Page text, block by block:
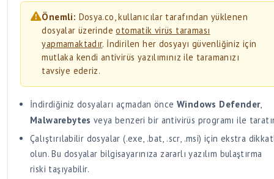
Önemli: Dosya.co, kullanıcılar tarafından yüklenen
dosyalar üzerindeotomatik virüs taraması
yapmamaktadır. İndirilen her dosyayı güvenliğiniz için
mutlaka kendi antivirüs yazılımınız ile taramanızı
tavsiye ederiz.
İndirdiğiniz dosyaları açmadan önceWindows Defender,
Malwarebytes veya benzeri bir antivirüs programı ile
Çalıştırılabilir dosyalar (.exe, .bat, .scr, .msi) için ekstra
olun. Bu dosyalar bilgisayarınıza zararlı yazılım bulaştırma
riski taşıyabilir.